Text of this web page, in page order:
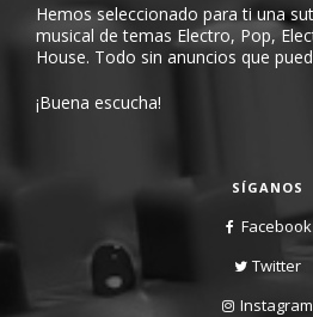
Hemos seleccionado para ti una
musical de temas Electro, Pop,
House. Todo sin anuncios que
¡Buena escucha!
SÍGANOS
Facebook
Twitter
Instagram